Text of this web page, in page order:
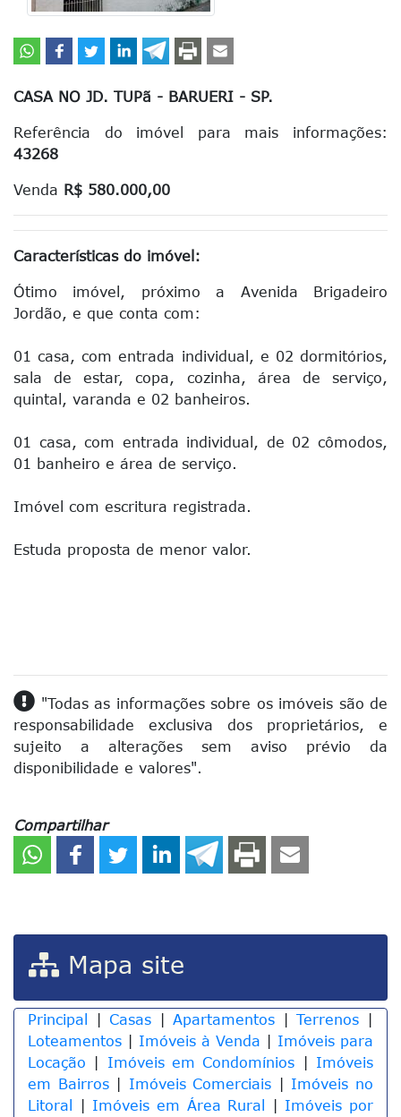
CASA NO JD. TUPã - BARUERI - SP.
Referência do imóvel para mais informações:
43268
Venda R$ 580.000,00
Características do imóvel:
Ótimo imóvel, próximo a Avenida Brigadeiro
Jordão, e que conta com:
01 casa, com entrada individual, e 02 dormitórios,
sala de estar, copa, cozinha, área de serviço,
quintal, varanda e 02 banheiros.
01 casa, com entrada individual, de 02 cômodos,
01 banheiro e área de serviço.
Imóvel com escritura registrada.
Estuda proposta de menor valor.
"Todas as informações sobre os imóveis são de
responsabilidade exclusiva dos proprietários, e
sujeito a alterações sem aviso prévio da
disponibilidade e valores".
Compartilhar
Mapa site
Principal Casas Apartamentos |Terrenos
Loteamentos
Imóveis à Venda
Imóveis para
Locação
Imóveis em Condomínios
Imóveis
em Bairros| Imóveis Comerciais
Imóveis no
Litoral
Imóveis em Área Rural
Imóveis por